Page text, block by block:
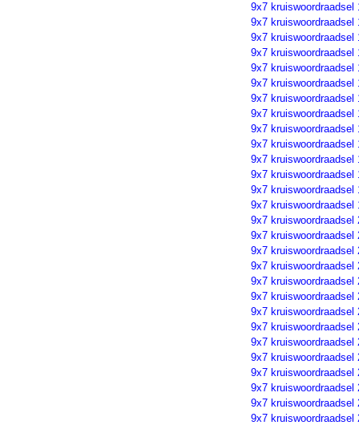
9x7 kruiswoordraadsel
9x7 kruiswoordraadsel
9x7 kruiswoordraadsel
9x7 kruiswoordraadsel
9x7 kruiswoordraadsel
9x7 kruiswoordraadsel
9x7 kruiswoordraadsel
9x7 kruiswoordraadsel
9x7 kruiswoordraadsel
9x7 kruiswoordraadsel
9x7 kruiswoordraadsel
9x7 kruiswoordraadsel
9x7 kruiswoordraadsel
9x7 kruiswoordraadsel
9x7 kruiswoordraadsel
9x7 kruiswoordraadsel
9x7 kruiswoordraadsel
9x7 kruiswoordraadsel
9x7 kruiswoordraadsel
9x7 kruiswoordraadsel
9x7 kruiswoordraadsel
9x7 kruiswoordraadsel
9x7 kruiswoordraadsel
9x7 kruiswoordraadsel
9x7 kruiswoordraadsel
9x7 kruiswoordraadsel
9x7 kruiswoordraadsel
9x7 kruiswoordraadsel